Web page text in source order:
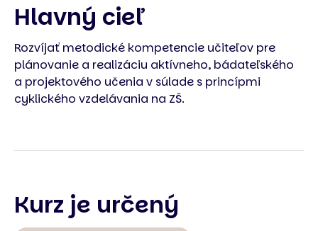
Hlavný cieľ
Rozvíjať metodické kompetencie učiteľov pre
plánovanie a realizáciu aktívneho, bádateľského
a projektového učenia v súlade s princípmi
cyklického vzdelávania na ZŠ.
Kurz je určený